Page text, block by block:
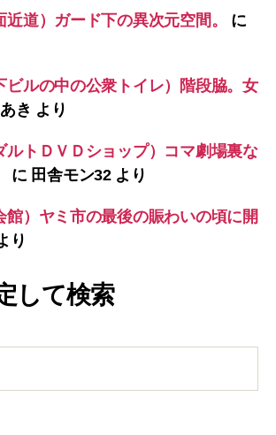
道）ガード下の異次元空間。
に
ビルの中の公衆トイレ）階段脇。女
き より
ルトＤＶＤショップ）コマ劇場裏な
に 田舎モン32より
館）ヤミ市の最後の賑わいの頃に開
り
して検索